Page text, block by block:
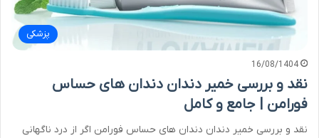
پزشکی
16/08/1404
نقد و بررسی خمیر دندان دندان های حساس
فورامن | جامع و کامل
نقد و بررسی خمیر دندان دندان های حساس فورامن اگر از درد ناگهانی